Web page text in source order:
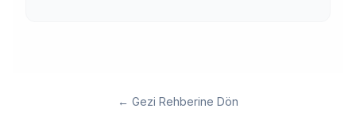
← Gezi Rehberine Dön